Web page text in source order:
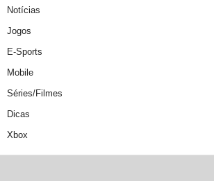
Notícias
Jogos
E-Sports
Mobile
Séries/Filmes
Dicas
Xbox